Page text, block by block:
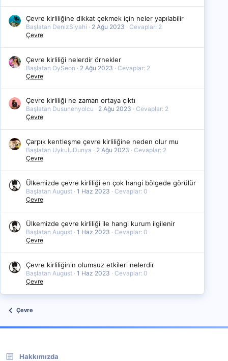
Çevre kirliliğine dikkat çekmek için neler yapılabilir
Başlatan DenizSiyahi 2 Ağu 2023
Cevaplar: 2
Çevre
Çevre kirliliği nelerdir örnekler
Başlatan OySeon 2 Ağu 2023
Cevaplar: 2
Çevre
Çevre kirliliği ne zaman ortaya çıktı
Başlatan Dusunenyolcu 2 Ağu 2023
Cevaplar: 2
Çevre
Çarpık kentleşme çevre kirliliğine neden olur mu
Başlatan UykuluDunya 2 Ağu 2023
Cevaplar: 2
Çevre
Ülkemizde çevre kirliliği en çok hangi bölgede görülür
Başlatan August 1 Haz 2023
Cevaplar: 0
Çevre
Ülkemizde çevre kirliliği ile hangi kurum ilgilenir
Başlatan August 1 Haz 2023
Cevaplar: 0
Çevre
Çevre kirliliğinin olumsuz etkileri nelerdir
Başlatan August 1 Haz 2023
Cevaplar: 0
Çevre
Çevre
Hakkımızda